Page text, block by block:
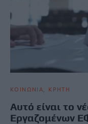
ΚΟΙΝΩΝΙΑ ΚΡΗΤΗ
Αυτό είναι το
Εργαζομένων